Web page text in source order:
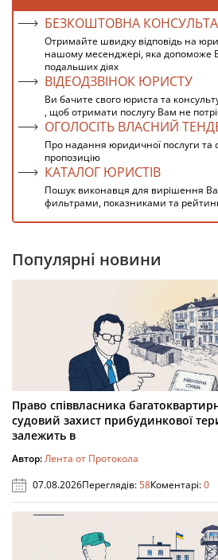
БЕЗКОШТОВНА
Отримайте швидку відповідь на
нашому месенджері, яка допоможе
подальших діях
ВІДЕОДЗВІНОК ЮРИСТУ
Ви бачите свого юриста та
, щоб отримати послугу Вам не
ОГОЛОСІТЬ ВЛАСНИЙ
Про надання юридичної послуги та
пропозицію
КАТАЛОГ ЮРИСТІВ
Пошук виконавця для вирішення
фильтрами, показниками та
Популярні новини
Право співвласника
судовий захист прибудинкової
залежить в
Автор:Лента от Протокола
07.08.2026Переглядів:58Коментарі:0